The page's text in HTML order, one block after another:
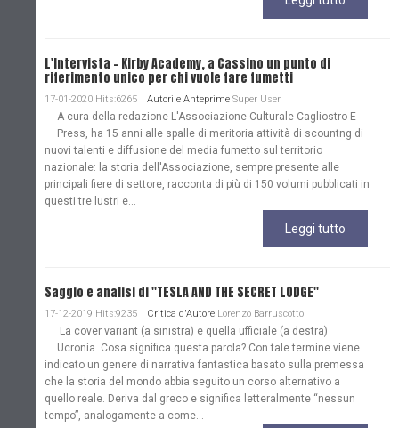
L'Intervista - Kirby Academy, a Cassino un punto di
riferimento unico per chi vuole fare fumetti
17-01-2020 Hits:6265 Autori e Anteprime Super User
A cura della redazione L'Associazione Culturale Cagliostro E-
Press, ha 15 anni alle spalle di meritoria attività di scountng di
nuovi talenti e diffusione del media fumetto sul territorio
nazionale: la storia dell'Associazione, sempre presente alle
principali fiere di settore, racconta di più di 150 volumi pubblicati in
questi tre lustri e...
Leggi tutto
Saggio e analisi di "TESLA AND THE SECRET LODGE"
17-12-2019 Hits:9235 Critica d'Autore Lorenzo Barruscotto
La cover variant (a sinistra) e quella ufficiale (a destra)
Ucronia. Cosa significa questa parola? Con tale termine viene
indicato un genere di narrativa fantastica basato sulla premessa
che la storia del mondo abbia seguito un corso alternativo a
quello reale. Deriva dal greco e significa letteralmente “nessun
tempo”, analogamente a come...